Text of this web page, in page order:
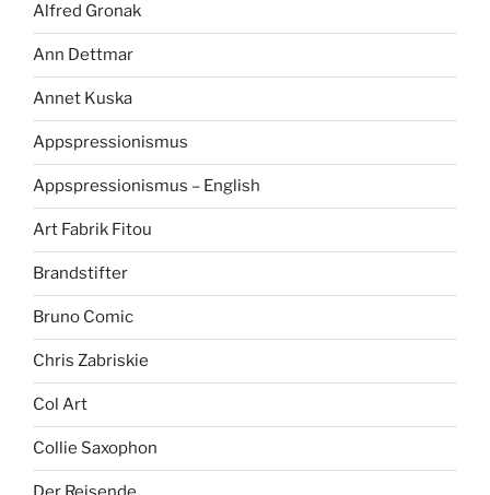
Alfred Gronak
Ann Dettmar
Annet Kuska
Appspressionismus
Appspressionismus – English
Art Fabrik Fitou
Brandstifter
Bruno Comic
Chris Zabriskie
Col Art
Collie Saxophon